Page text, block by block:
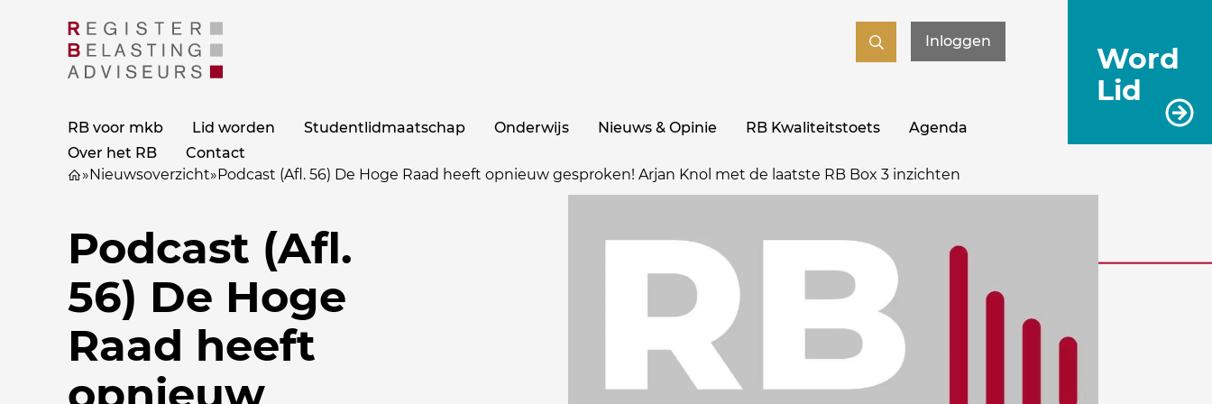
Word
Lid
Inloggen
RB voor mkb Lid worden Studentlidmaatschap Onderwijs Nieuws & Opinie RB Kwaliteitstoets
Agenda
Over het RB
Contact
»Nieuwsoverzicht»Podcast (Afl. 56) De Hoge Raad heeft opnieuw gesproken! Arjan Knol met de laatste RB Box 3 inzichten
Podcast (Afl.
56) De Hoge
Raad heeft